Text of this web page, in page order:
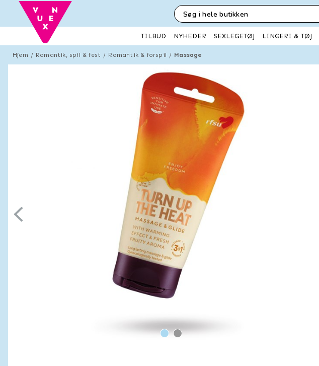
Hjem Romantik, spil & fest Romantik & forspil Massage
TILBUD NYHEDER SEXLEGETØJ LINGERI & TØJ